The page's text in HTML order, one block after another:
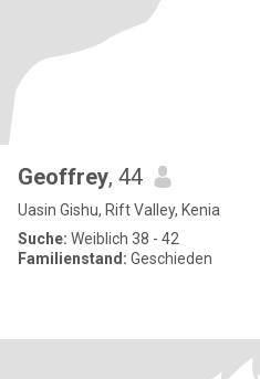
Geoffrey, 44
Uasin Gishu, Rift Valley, Kenia
Suche: Weiblich 38 - 42
Familienstand: Geschieden